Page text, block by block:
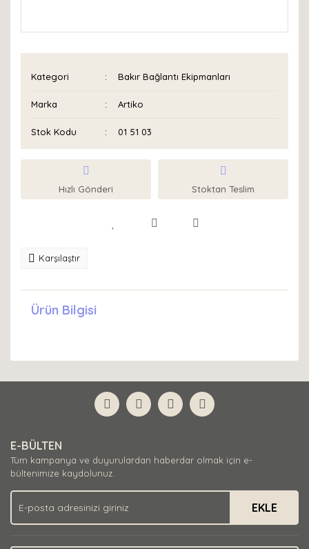
Kategori Bakır Bağlantı Ekipmanları
Marka Artiko
Stok Kodu 01 51 03
Hızlı Gönderi Stoktan Teslim
Karşılaştır
Ürün Bilgisi
E-BÜLTEN
Tüm kampanya ve duyurulardan haberdar olmak için e-
bültenimize kaydolunuz.
EKLE